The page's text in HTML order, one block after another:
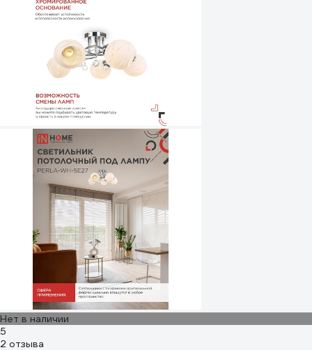
Нет в наличии
5
2 отзыва